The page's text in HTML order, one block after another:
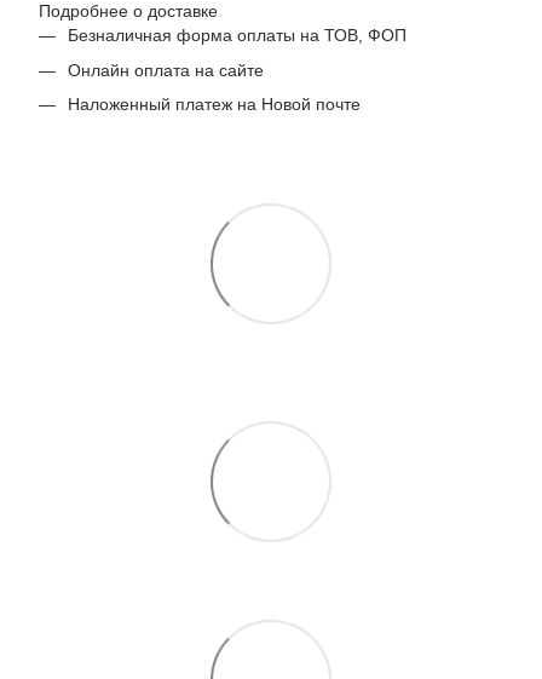
Подробнее о доставке
Безналичная форма оплаты на ТОВ, ФОП
Онлайн оплата на сайте
Наложенный платеж на Новой почте